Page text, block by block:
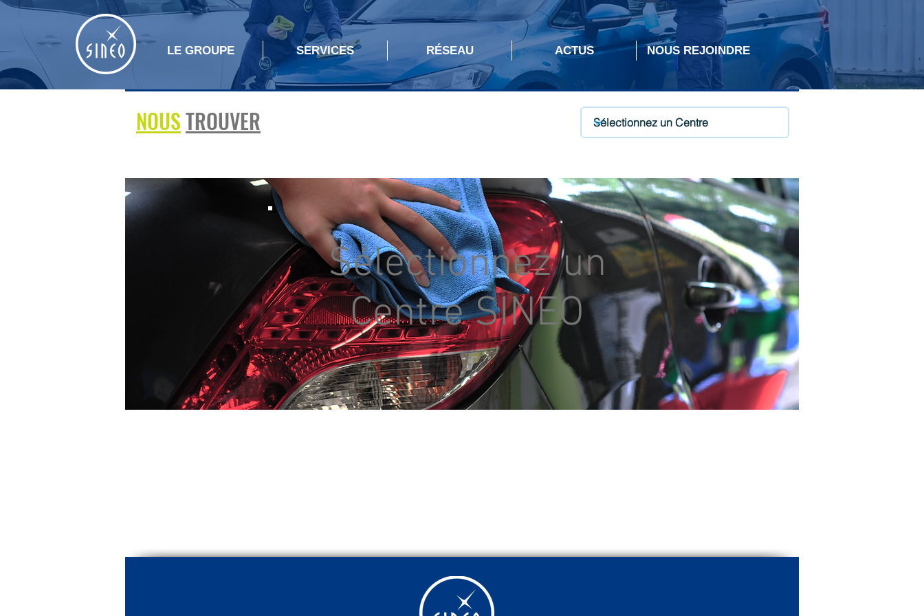
LE GROUPE SERVICES RÉSEAU ACTUS NOUS REJOINDRE
NOUSTROUVER
Sélectionnez un
Centre SINEO